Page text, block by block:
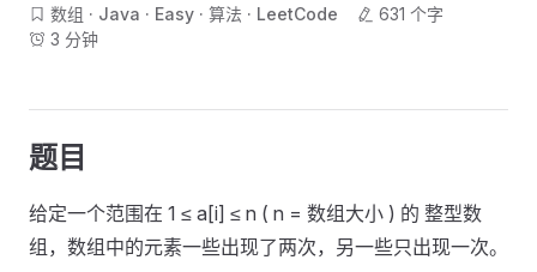
数组
Java Easy 算法 LeetCode
631 个字
3 分钟
题目
给定一个范围在 1 ≤ a[i] ≤ n ( n = 数组大小 ) 的 整型数
组，数组中的元素一些出现了两次，另一些只出现一次。